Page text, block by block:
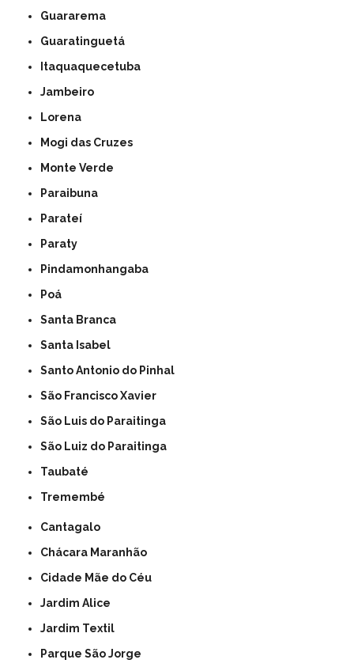
Guararema
Guaratinguetá
Itaquaquecetuba
Jambeiro
Lorena
Mogi das Cruzes
Monte Verde
Paraibuna
Parateí
Paraty
Pindamonhangaba
Poá
Santa Branca
Santa Isabel
Santo Antonio do Pinhal
São Francisco Xavier
São Luis do Paraitinga
São Luiz do Paraitinga
Taubaté
Tremembé
Cantagalo
Chácara Maranhão
Cidade Mãe do Céu
Jardim Alice
Jardim Textil
Parque São Jorge